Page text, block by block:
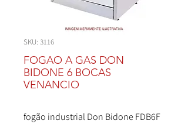
SKU: 3116
FOGAO A GAS DON
BIDONE 6 BOCAS
VENANCIO
fogão industrial Don Bidone FDB6F